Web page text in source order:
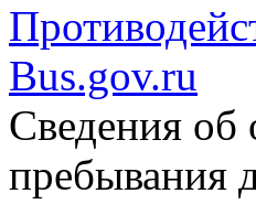
Bus.gov.ru
Сведения об